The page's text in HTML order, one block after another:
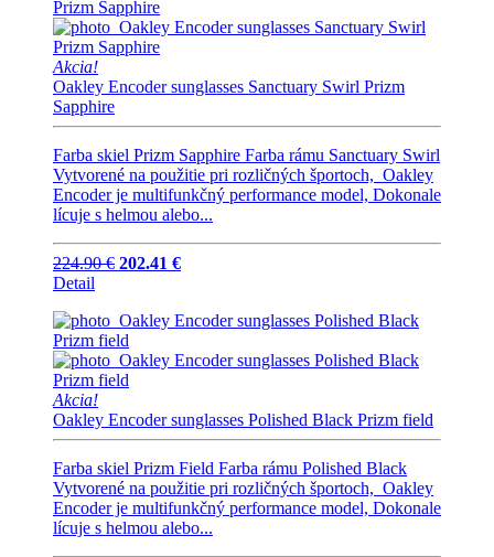
Akcia!
Oakley Encoder sunglasses Sanctuary Swirl Prizm
Sapphire
Farba skiel Prizm Sapphire Farba rámu Sanctuary Swirl
Vytvorené na použitie pri rozličných športoch, Oakley
Encoder je multifunkčný performance model, Dokonale
lícuje s helmou alebo...
224.90 € 202.41 €
Detail
Akcia!
Oakley Encoder sunglasses Polished Black Prizm field
Farba skiel Prizm Field Farba rámu Polished Black
Vytvorené na použitie pri rozličných športoch, Oakley
Encoder je multifunkčný performance model, Dokonale
lícuje s helmou alebo...